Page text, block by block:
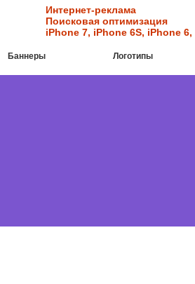
Интернет-реклама
Поисковая оптимизация
iPhone 7, iPhone 6S, iPhone 6,
Баннеры Логотипы